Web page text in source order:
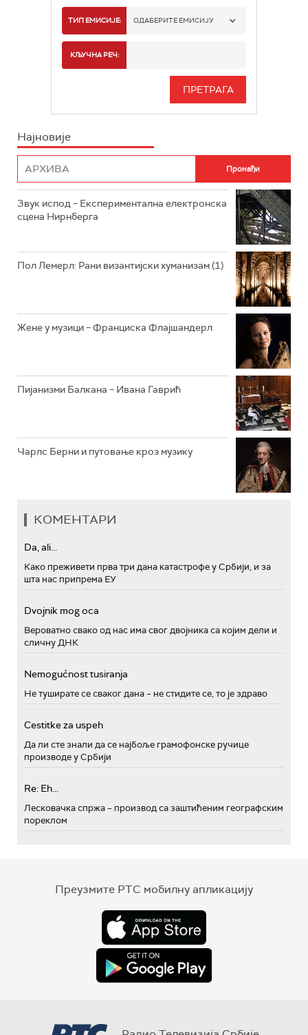
РАДИО БЕОГРАД 1
РАДИО БЕОГРАД 3
РАДИО РОКЕНРОЛЕР
РАДИО ЏЕЗЕР
ТИП ЕМИСИЈЕ: ОДАБЕРИТЕ ЕМИСИЈУ
ИНФО
КЉУЧНА РЕЧ:
Најновије
Звук испод – Експериментална електронска
сцена Нирнберга
Пол Лемерл: Рани византијски хуманизам (1)
Жене у музици – Франциска Флајшандерл
Пијанизми Балкана – Ивана Гаврић
Чарлс Берни и путовање кроз музику
КОМЕНТАРИ
Da, ali...
Како преживети прва три дана катастрофе у Србији, и за
шта нас припрема ЕУ
Dvojnik mog oca
Вероватно свако од нас има свог двојника са којим дели и
сличну ДНК
Nemogućnost tusiranja
Не туширате се сваког дана – не стидите се, то је здраво
Cestitke za uspeh
Да ли сте знали да се најбоље грамофонске ручице
производе у Србији
Re: Eh...
Лесковачка спржа – производ са заштићеним географским
пореклом
Преузмите РТС мобилну апликацију